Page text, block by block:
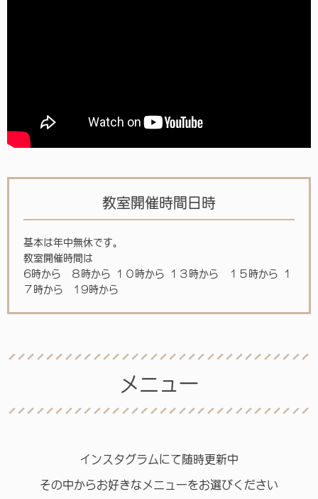
教室開催時間日時
基本は年中無休です。
教室開催時間は
6時から ８時から １０時から １３時から １５時から １
７時から 19時から
メニュー
インスタグラムにて随時更新中
その中からお好きなメニューをお選びください